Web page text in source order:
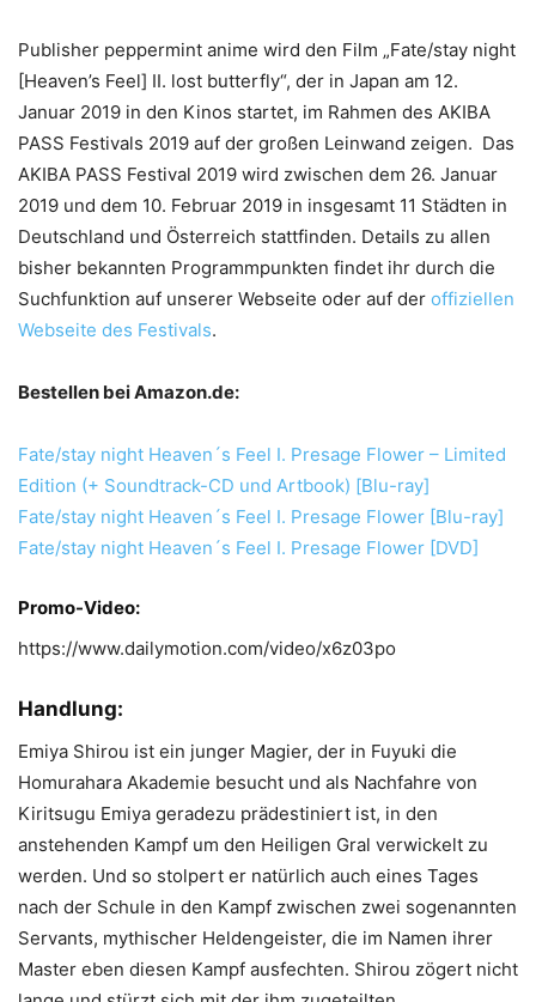
Publisher peppermint anime wird den Film „Fate/stay night
[Heaven’s Feel] II. lost butterfly“, der in Japan am 12.
Januar 2019 in den Kinos startet, im Rahmen des AKIBA
PASS Festivals 2019 auf der großen Leinwand zeigen. Das
AKIBA PASS Festival 2019 wird zwischen dem 26. Januar
2019 und dem 10. Februar 2019 in insgesamt 11 Städten in
Deutschland und Österreich stattfinden. Details zu allen
bisher bekannten Programmpunkten findet ihr durch die
Suchfunktion auf unserer Webseite oder auf der offiziellen
Webseite des Festivals.
Bestellen bei Amazon.de:
Fate/stay night Heaven´s Feel I. Presage Flower – Limited
Edition (+ Soundtrack-CD und Artbook) [Blu-ray]
Fate/stay night Heaven´s Feel I. Presage Flower [Blu-ray]
Fate/stay night Heaven´s Feel I. Presage Flower [DVD]
Promo-Video:
https://www.dailymotion.com/video/x6z03po
Handlung:
Emiya Shirou ist ein junger Magier, der in Fuyuki die
Homurahara Akademie besucht und als Nachfahre von
Kiritsugu Emiya geradezu prädestiniert ist, in den
anstehenden Kampf um den Heiligen Gral verwickelt zu
werden. Und so stolpert er natürlich auch eines Tages
nach der Schule in den Kampf zwischen zwei sogenannten
Servants, mythischer Heldengeister, die im Namen ihrer
Master eben diesen Kampf ausfechten. Shirou zögert nicht